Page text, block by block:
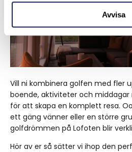
Avvisa
Vill ni kombinera golfen med fler
boende, aktiviteter och middagar
för att skapa en komplett resa.
ett gäng vänner eller en större
golfdrömmen på Lofoten blir
Hör av er så sätter vi ihop den